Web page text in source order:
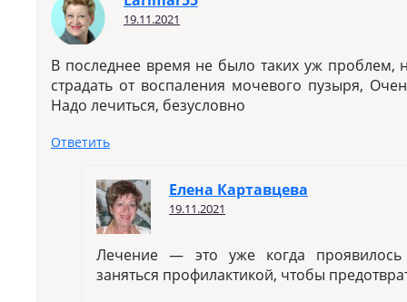
19.11.2021
В последнее время не было таких уж проблем,
страдать от воспаления мочевого пузыря,
Надо лечиться, безусловно
Ответить
Елена Картавцева
19.11.2021
Лечение — это уже когда проявилось
заняться профилактикой, чтобы